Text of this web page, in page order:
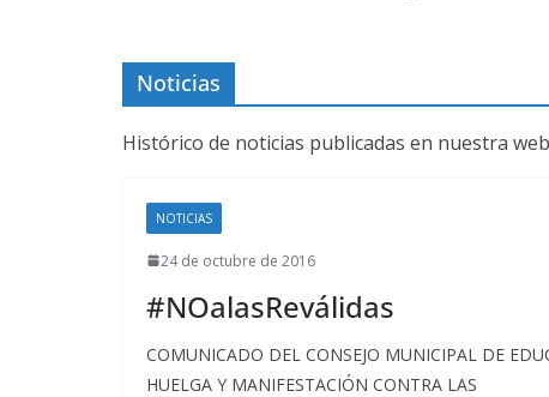
Noticias
Histórico de noticias publicadas en nuestra web
NOTICIAS
24 de octubre de 2016
#NOalasReválidas
COMUNICADO DEL CONSEJO MUNICIPAL DE
HUELGA Y MANIFESTACIÓN CONTRA LAS